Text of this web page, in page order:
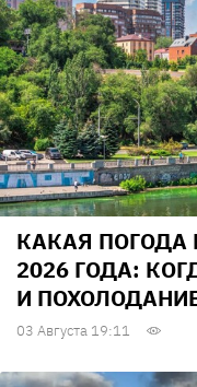
КАКАЯ ПОГОДА
2026 ГОДА:
И
03 Августа 19:11